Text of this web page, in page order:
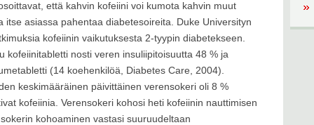
että kahvin kofeiini voi kumota kahvin muut
itse asiassa pahentaa diabetesoireita. Duke Universityn
kofeiinin vaikutuksesta 2-tyypin diabetekseen.
kofeiinitabletti nosti veren insuliipitoisuutta 48 % ja
(14 koehenkilöä, Diabetes Care, 2004).
keskimääräinen päivittäinen verensokeri oli 8 %
kofeiinia. Verensokeri kohosi heti kofeiinin nauttimisen
kohoaminen vastasi suuruudeltaan